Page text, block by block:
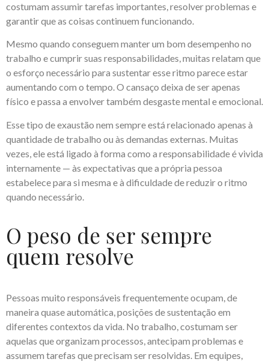
costumam assumir tarefas importantes, resolver problemas e
garantir que as coisas continuem funcionando.
Mesmo quando conseguem manter um bom desempenho no
trabalho e cumprir suas responsabilidades, muitas relatam que
o esforço necessário para sustentar esse ritmo parece estar
aumentando com o tempo. O cansaço deixa de ser apenas
físico e passa a envolver também desgaste mental e emocional.
Esse tipo de exaustão nem sempre está relacionado apenas à
quantidade de trabalho ou às demandas externas. Muitas
vezes, ele está ligado à forma como a responsabilidade é vivida
internamente — às expectativas que a própria pessoa
estabelece para si mesma e à dificuldade de reduzir o ritmo
quando necessário.
O peso de ser sempre
quem resolve
Pessoas muito responsáveis frequentemente ocupam, de
maneira quase automática, posições de sustentação em
diferentes contextos da vida. No trabalho, costumam ser
aquelas que organizam processos, antecipam problemas e
assumem tarefas que precisam ser resolvidas. Em equipes,